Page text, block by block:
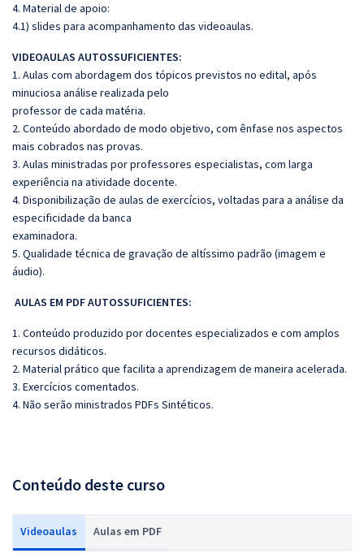
4. Material de apoio:
4.1) slides para acompanhamento das videoaulas.
VIDEOAULAS AUTOSSUFICIENTES:
1. Aulas com abordagem dos tópicos previstos no edital, após
minuciosa análise realizada pelo
professor de cada matéria.
2. Conteúdo abordado de modo objetivo, com ênfase nos aspectos
mais cobrados nas provas.
3. Aulas ministradas por professores especialistas, com larga
experiência na atividade docente.
4. Disponibilização de aulas de exercícios, voltadas para a análise da
especificidade da banca
examinadora.
5. Qualidade técnica de gravação de altíssimo padrão (imagem e
áudio).
AULAS EM PDF AUTOSSUFICIENTES:
1. Conteúdo produzido por docentes especializados e com amplos
recursos didáticos.
2. Material prático que facilita a aprendizagem de maneira acelerada.
3. Exercícios comentados.
4. Não serão ministrados PDFs Sintéticos.
Conteúdo deste curso
Videoaulas Aulas em PDF